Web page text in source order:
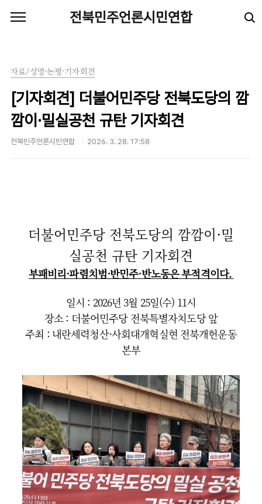
전북민주언론시민연합
자료/성명·논평·기자회견
[기자회견] 더불어민주당 전북도당의 깜
깜이·밀실공천 규탄 기자회견
전북민주언론시민연합 2026. 3. 28. 17:58
더불어민주당 전북도당의 깜깜이·밀
실공천 규탄 기자회견
부패비리·파렴치범·반민주·반노동은 부적격이다.
일시 : 2026년 3월 25일(수) 11시
장소 : 더불어민주당 전북특별자치도당 앞
주최 : 내란세력청산·사회대개혁실현 전북개헌운동
본부